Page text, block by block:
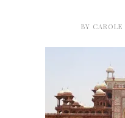
BY CAROLE